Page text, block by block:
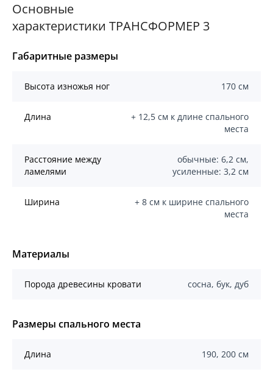
Основные
характеристики ТРАНСФОРМЕР 3
Габаритные размеры
Высота изножья ног 170 см
Длина
+ 12,5 см к длине спального
места
Расстояние между
ламелями
обычные: 6,2 см,
усиленные: 3,2 см
Ширина
+ 8 см к ширине спального
места
Материалы
Порода древесины кровати сосна, бук, дуб
Размеры спального места
Длина 190, 200 см